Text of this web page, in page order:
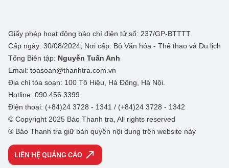
Giấy phép hoạt động báo chí điện tử số: 237/GP-BTTTT
Cấp ngày: 30/08/2024; Nơi cấp: Bộ Văn hóa - Thể thao và Du lịch
Tổng Biên tập: Nguyễn Tuấn Anh
Email: toasoan@thanhtra.com.vn
Địa chỉ tòa soạn: 100 Tô Hiệu, Hà Đông, Hà Nội.
Hotline: 090.456.3399
Điện thoại: (+84)24 3728 - 1341 / (+84)24 3728 - 1342
© Copyright 2025 Báo Thanh tra, All rights reserved
® Báo Thanh tra giữ bản quyền nội dung trên website này
LIÊN HỆ QUẢNG CÁO